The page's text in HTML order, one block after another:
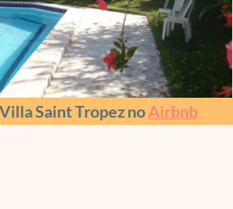
Saint Tropez noAirbnb